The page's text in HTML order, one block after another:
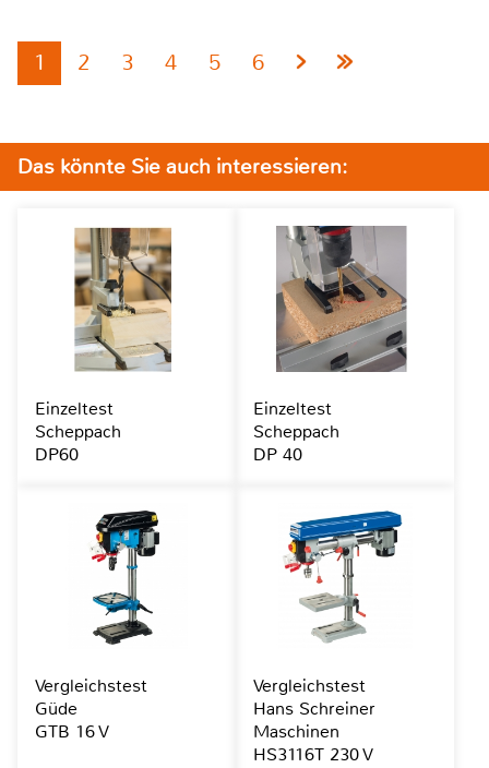
1 2 3 4 5 6
Das könnte Sie auch interessieren:
Einzeltest
Scheppach
DP60
Einzeltest
Scheppach
DP 40
Vergleichstest
Güde
GTB 16 V
Vergleichstest
Hans Schreiner
Maschinen
HS3116T 230 V